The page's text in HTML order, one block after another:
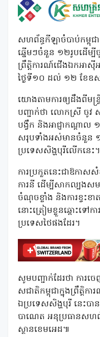
សហព័ន្ធកីឡាចំបាប់កម្ពុជ
ឆ្នើមៗចំនួន ១២រូបដើម្
ព្រឹត្តិការណ៍ជើងឯកអាស៊ី
ថ្ងៃទី១០ ដល់ ១២ ខែឧស
យោងតាមការឲ្យដឹងពីមន្
បញ្ជាក់ថា លោកស្រី ចូវ
បង្វឹក និងអាជ្ញាកណ្ដាល
សរុបទាំងអស់មានចំនួន
ប្រទេសសិង្ហបុរីលើកនេះ។
ការប្រកួតនេះជាឱកា
ការនី ដើម្បីសាកល្បងសម
ចំណុចខ្លាំង និងការខ្វះ
នោះត្រៀមខ្លួនឆ្ពោះទៅ
ប្រទេសថៃផងដែរ។
សូមបញ្ជាក់ដែរថា ការ
សជាតិកម្ពុជាក្នុងព្រឹត្តិ
ឯប្រទេសសិង្ហបុរី នេះបា
បាណេត អនុប្រធានសហព័
ស្ថានខេមអេដ៕